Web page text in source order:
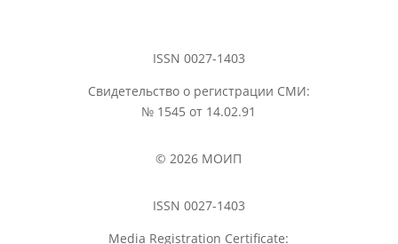
ISSN 0027-1403
Свидетельство о регистрации СМИ:
№ 1545 от 14.02.91
© 2026 МОИП
ISSN 0027-1403
Media Registration Certificate: